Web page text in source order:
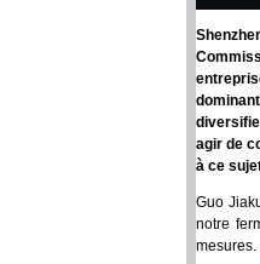
agir de
à ce
Guo
notre
mesures.